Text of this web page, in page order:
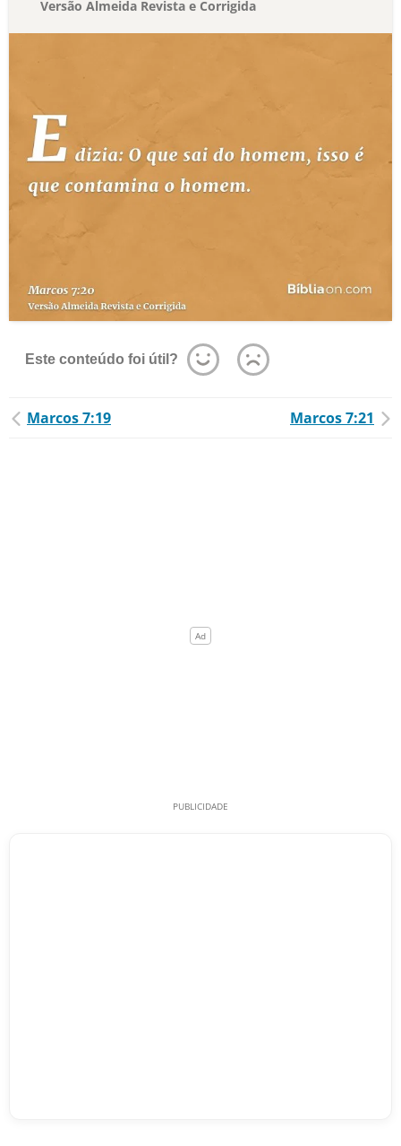
Versão Almeida Revista e Corrigida
Este conteúdo foi útil?
Marcos 7:19 Marcos 7:21